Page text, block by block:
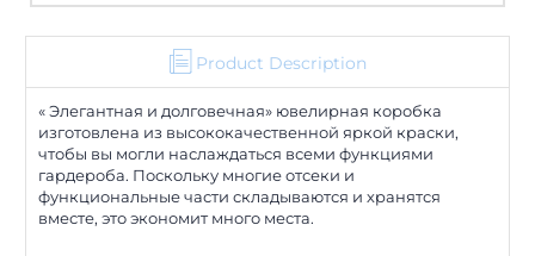
Product Description
« Элегантная и долговечная» ювелирная коробка
изготовлена из высококачественной яркой краски,
чтобы вы могли наслаждаться всеми функциями
гардероба. Поскольку многие отсеки и
функциональные части складываются и хранятся
вместе, это экономит много места.